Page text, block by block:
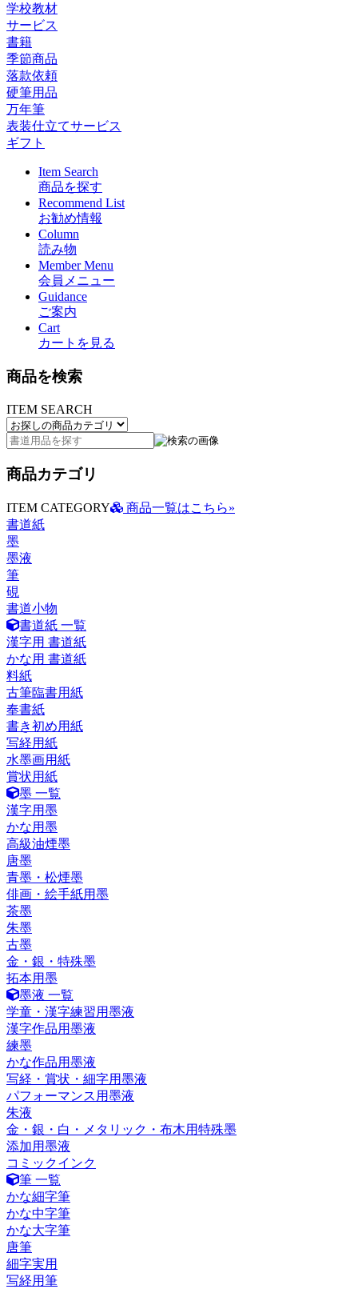
学校教材
サービス
書籍
季節商品
落款依頼
硬筆用品
万年筆
表装仕立てサービス
ギフト
Item Search
商品を探す
Recommend List
お勧め情報
Column
読み物
Member Menu
会員メニュー
Guidance
ご案内
Cart
カートを見る
商品を検索
ITEM SEARCH
商品カテゴリ
ITEM CATEGORY
商品一覧はこちら»
書道紙
墨
墨液
筆
硯
書道小物
書道紙 一覧
漢字用 書道紙
かな用 書道紙
料紙
古筆臨書用紙
奉書紙
書き初め用紙
写経用紙
水墨画用紙
賞状用紙
墨 一覧
漢字用墨
かな用墨
高級油煙墨
唐墨
青墨・松煙墨
俳画・絵手紙用墨
茶墨
朱墨
古墨
金・銀・特殊墨
拓本用墨
墨液 一覧
学童・漢字練習用墨液
漢字作品用墨液
練墨
かな作品用墨液
写経・賞状・細字用墨液
パフォーマンス用墨液
朱液
金・銀・白・メタリック・布木用特殊墨
添加用墨液
コミックインク
筆 一覧
かな細字筆
かな中字筆
かな大字筆
唐筆
細字実用
写経用筆